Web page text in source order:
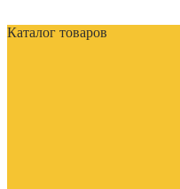
Каталог товаров